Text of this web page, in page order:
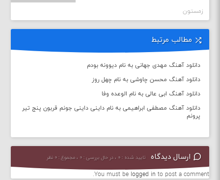
زمستون
مطالب مرتبط
دانلود آهنگ مهدی جهانی به نام دیوونه بودم
دانلود آهنگ محسن چاوشی به نام چهل روز
دانلود آهنگ ابی عالی به نام الوعده وفا
دانلود آهنگ مصطفی ابراهیمی به نام داینی داینی جونم قربون پنج تیر
پرونم
ارسال دیدگاه تایید شده : ۰ ، در حال بررسی : ۰ ، مجموع : ۰ نظر
You must be logged in to post a comment.